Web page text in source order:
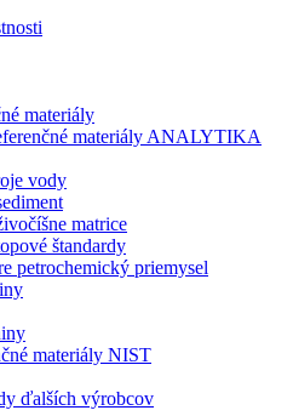
materiály
materiály ANALYTIKA
vody
matrice
štandardy
petrochemický priemysel
materiály NIST
ďalších výrobcov